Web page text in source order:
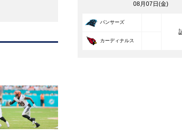
08月07日(金)
パンサーズ
カーディナルス